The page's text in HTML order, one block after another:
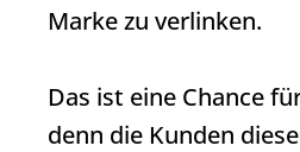
Marke zu verlinken.
Das ist eine Chance
denn die Kunden